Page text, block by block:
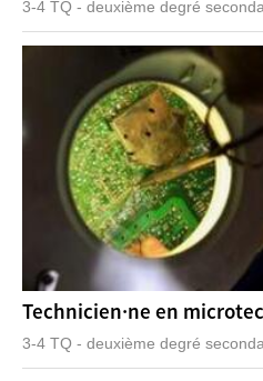
3-4 TQ - deuxième degré
Technicien·ne en
3-4 TQ - deuxième degré